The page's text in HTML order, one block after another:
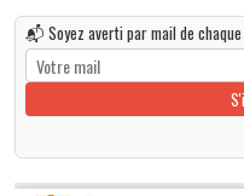
📬 Soyez averti par mail de